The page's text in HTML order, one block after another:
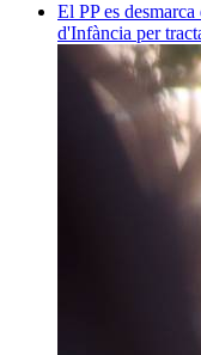
El PP es
d'Infància per